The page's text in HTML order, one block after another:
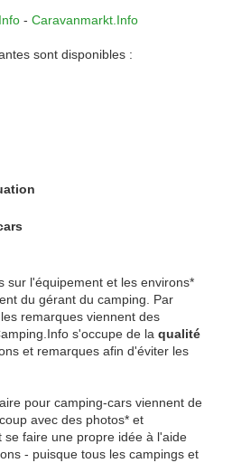
- Caravanmarkt.Info
sont disponibles :
sur l'équipement et les environs*
du gérant du camping. Par
remarques viennent des
s'occupe de la qualité
et remarques afin d'éviter les
pour camping-cars viennent de
avec des photos* et
se faire une propre idée à l'aide
- puisque tous les campings et